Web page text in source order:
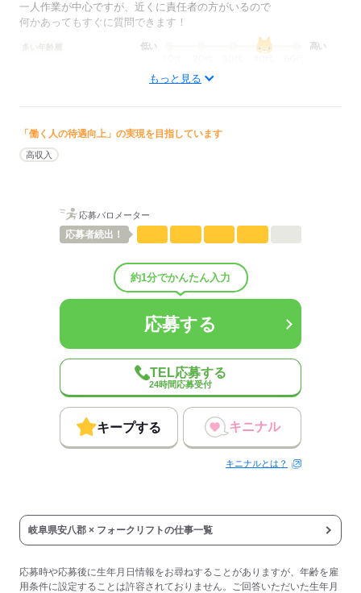
15：00～15：10
小休憩
作業の終了を確認し、退勤！
応募する
一人作業が中心ですが、近くに責任者の方がいるので
何かあってもすぐに質問できます！
低い 高い
男性
仕事の仕方 ひとりで
20人
男女比（男9：女1）
従業員数100～299人
応募する
もっと見る
「働く人の待遇向上」の実現を目指しています
高収入
応募バロメーター
応募者続出！
約1分でかんたん入力
応募する
TEL応募する
24時間応募受付
キープする キニナル
キニナルとは？
岐阜県安八郡 × フォークリフトの仕事一覧
応募時や応募後に生年月日情報をお尋ねすることがありますが、年齢を雇
用条件に設定することは許容されておりません。ご回答いただいた生年月